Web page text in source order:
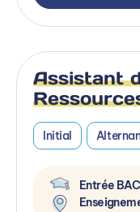
Assistant
Initial
Entrée